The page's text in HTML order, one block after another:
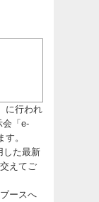
に行われ
会「e-
。
した最新
えてご
ースへ